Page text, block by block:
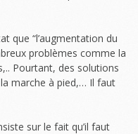
que “l’augmentation du
problèmes comme la
Pourtant, des solutions
marche à pied,… Il faut
sur le fait qu’il faut